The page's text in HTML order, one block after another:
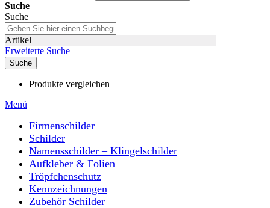
Suche
Suche
Artikel
Erweiterte Suche
Suche
Produkte vergleichen
Menü
Firmenschilder
Schilder
Namensschilder – Klingelschilder
Aufkleber & Folien
Tröpfchenschutz
Kennzeichnungen
Zubehör Schilder